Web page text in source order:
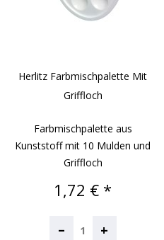
Herlitz Farbmischpalette Mit
Griffloch
Farbmischpalette aus
Kunststoff mit 10 Mulden und
Griffloch
Preis
1,72 € *
– +